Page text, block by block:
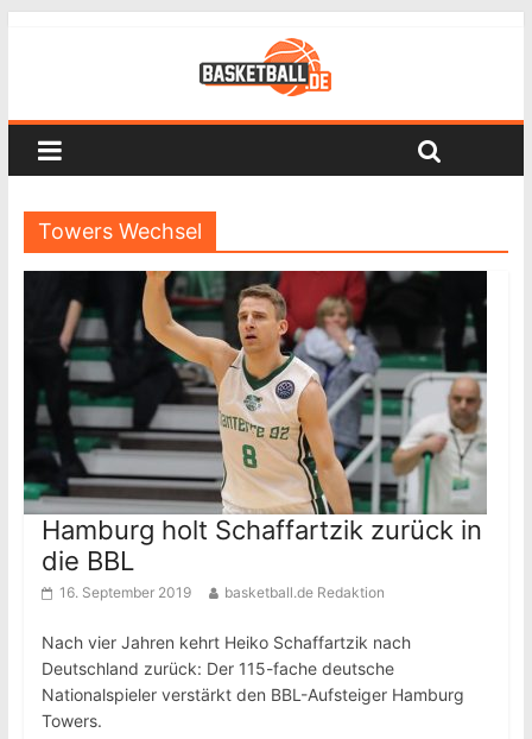
Towers Wechsel
Hamburg holt Schaffartzik zurück in
die BBL
16. September 2019 basketball.de Redaktion
Nach vier Jahren kehrt Heiko Schaffartzik nach
Deutschland zurück: Der 115-fache deutsche
Nationalspieler verstärkt den BBL-Aufsteiger Hamburg
Towers.